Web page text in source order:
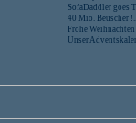
SofaDaddler goes
40 Mio. Beuscher
Frohe
Unser